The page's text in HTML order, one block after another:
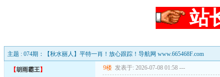
站
主题 : 074期：【秋水丽人】平特一肖！放心跟踪！导航网 www.665468F.com
【胡雨霸王】 9楼 发表于: 2026-07-08 01:58 ---